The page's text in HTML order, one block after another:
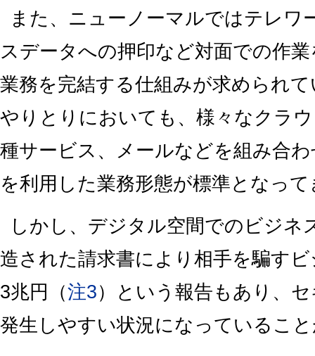
また、ニューノーマルではテレワ
スデータへの押印など対面での作
業務を完結する仕組みが求められ
やりとりにおいても、様々なクラ
種サービス、メールなどを組み合
を利用した業務形態が標準となっ
しかし、デジタル空間でのビジネ
造された請求書により相手を騙す
3兆円（注3）という報告もあり、
発生しやすい状況になっているこ